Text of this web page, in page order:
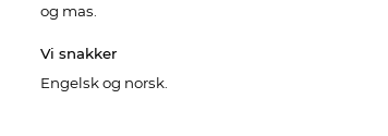
og mas.
Vi snakker
Engelskog norsk